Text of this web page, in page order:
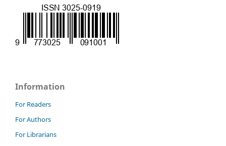
Information
For Readers
For Authors
For Librarians